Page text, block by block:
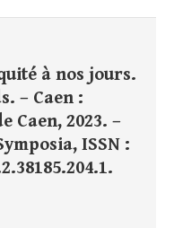
à nos jours.
– Caen :
Caen, 2023. –
ISSN :